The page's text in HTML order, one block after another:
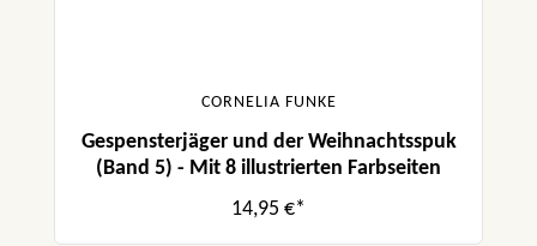
CORNELIA FUNKE
Gespensterjäger und der Weihnachtsspuk
(Band 5) - Mit 8 illustrierten Farbseiten
14,95 €*